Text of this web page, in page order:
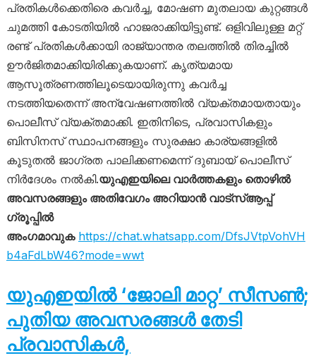
പ്രതികൾക്കെതിരെ കവർച്ച, മോഷണ മുതലായ കുറ്റങ്ങൾ
ചുമത്തി കോടതിയിൽ ഹാജരാക്കിയിട്ടുണ്ട്. ഒളിവിലുള്ള മറ്റ്
രണ്ട് പ്രതികൾക്കായി രാജ്യാന്തര തലത്തിൽ തിരച്ചിൽ
ഊർജിതമാക്കിയിരിക്കുകയാണ്. കൃത്യമായ
ആസൂത്രണത്തിലൂടെയായിരുന്നു കവർച്ച
നടത്തിയതെന്ന് അന്വേഷണത്തിൽ വ്യക്തമായതായും
പൊലീസ് വ്യക്തമാക്കി. ഇതിനിടെ, പ്രവാസികളും
ബിസിനസ് സ്ഥാപനങ്ങളും സുരക്ഷാ കാര്യങ്ങളിൽ
കൂടുതൽ ജാഗ്രത പാലിക്കണമെന്ന് ദുബായ് പൊലീസ്
നിർദേശം നൽകി.യുഎഇയിലെ വാർത്തകളും തൊഴിൽ
അവസരങ്ങളും അതിവേഗം അറിയാൻ വാട്സ്ആപ്പ്
ഗ്രൂപ്പിൽ
അംഗമാവുക https://chat.whatsapp.com/DfsJVtpVohVH
b4aFdLbW46?mode=wwt
യുഎഇയിൽ ‘ജോലി മാറ്റ’ സീസൺ;
പുതിയ അവസരങ്ങൾ തേടി
പ്രവാസികൾ,